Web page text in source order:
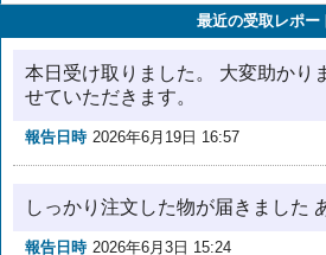
最近の受取レポー
本日受け取りました。 大変助かり
せていただきます。
報告日時 2026年6月19日 16:57
しっかり注文した物が届きました
報告日時 2026年6月3日 15:24